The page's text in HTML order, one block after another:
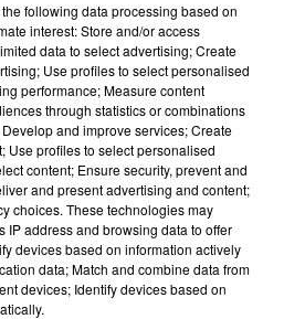
54 sec
JANVIER (SOIR)
les écoles, le mouvement
le fonctionnement de
sera impacté
n'ont jamais été aussi
Ville a mis une salle
following data processing based on
interest: Store and/or access
data to select advertising; Create
Use profiles to select personalised
performance; Measure content
through statistics or combinations
and improve services; Create
Use profiles to select personalised
content; Ensure security, prevent and
and present advertising and content;
choices. These technologies may
IP address and browsing data to offer
devices based on information actively
data; Match and combine data from
devices; Identify devices based on